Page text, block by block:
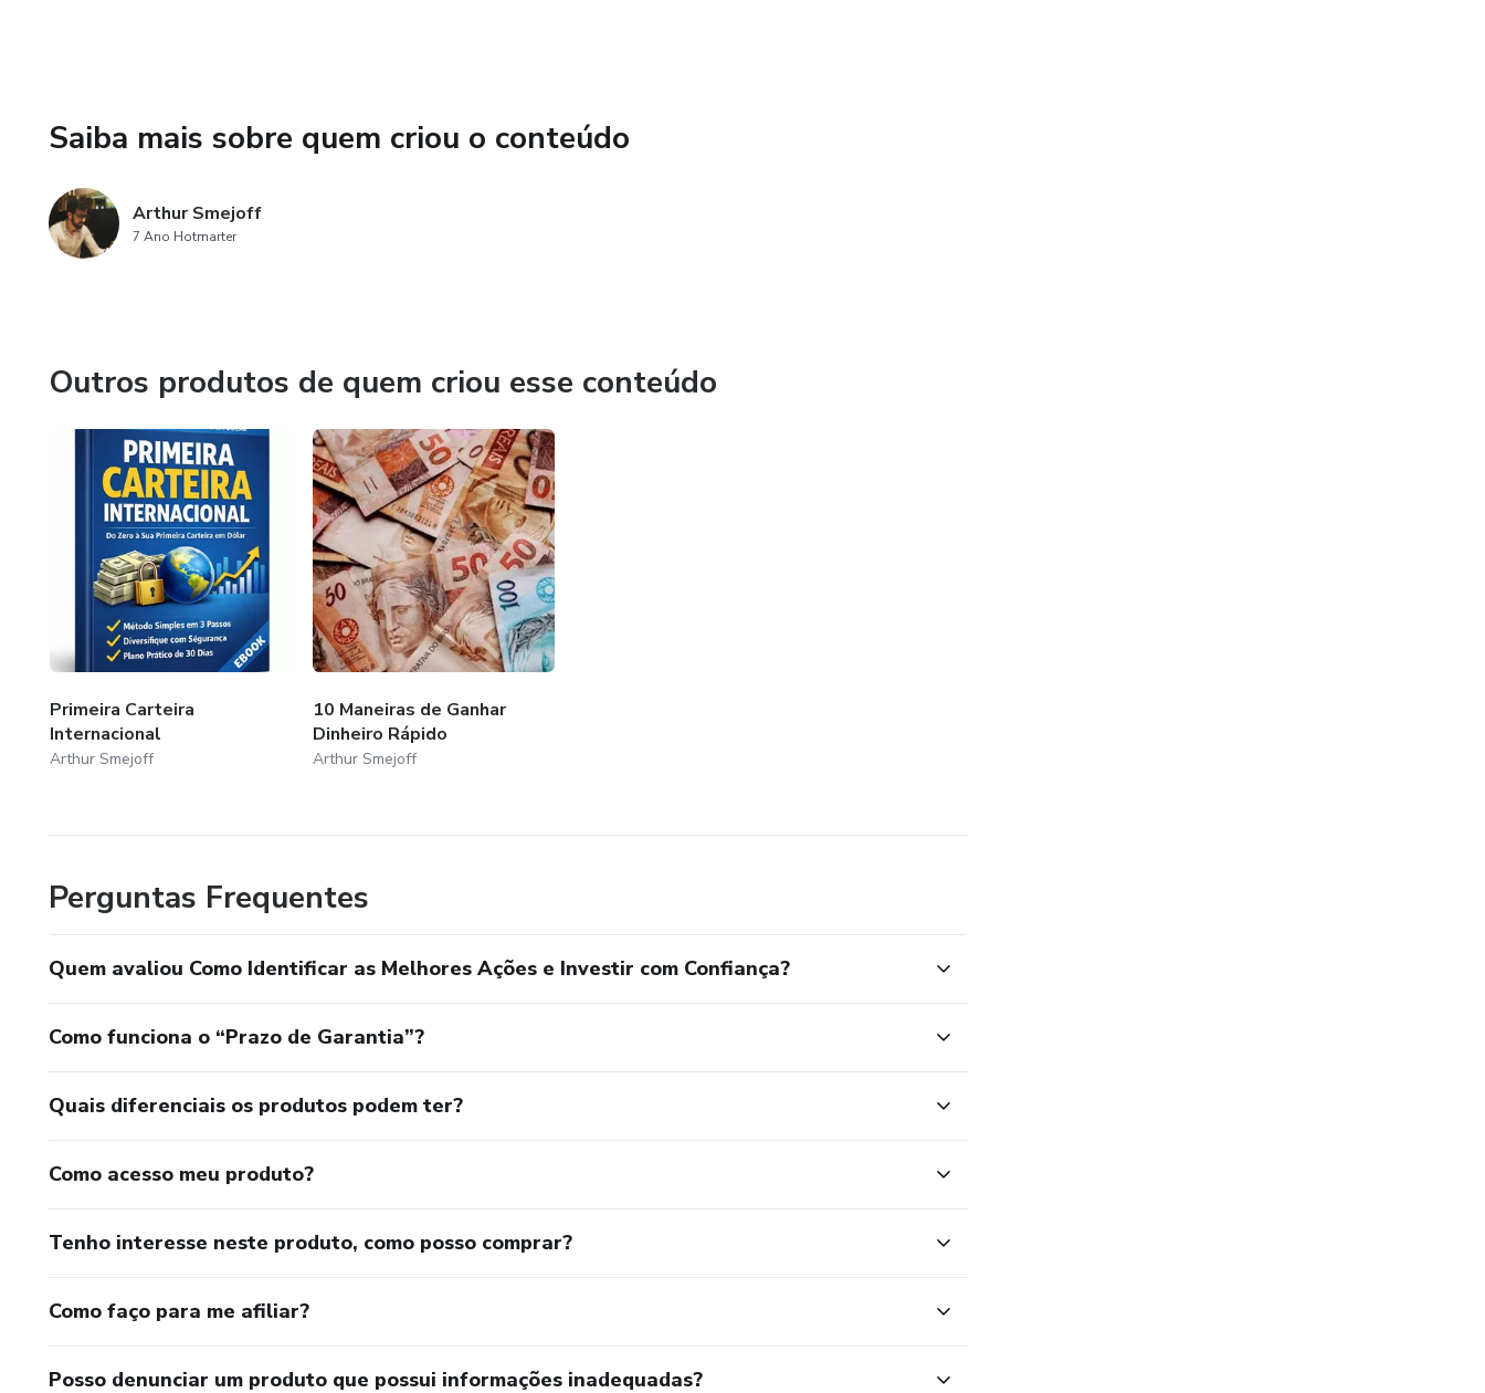
Saiba mais sobre quem criou o conteúdo
Arthur Smejoff
7 Ano Hotmarter
Outros produtos de quem criou esse conteúdo
Primeira Carteira
Internacional
Arthur Smejoff
10 Maneiras de Ganhar
Dinheiro Rápido
Arthur Smejoff
Perguntas Frequentes
Quem avaliou Como Identificar as Melhores Ações e Investir com Confiança?
Como funciona o “Prazo de Garantia”?
Quais diferenciais os produtos podem ter?
Como acesso meu produto?
Tenho interesse neste produto, como posso comprar?
Como faço para me afiliar?
Posso denunciar um produto que possui informações inadequadas?